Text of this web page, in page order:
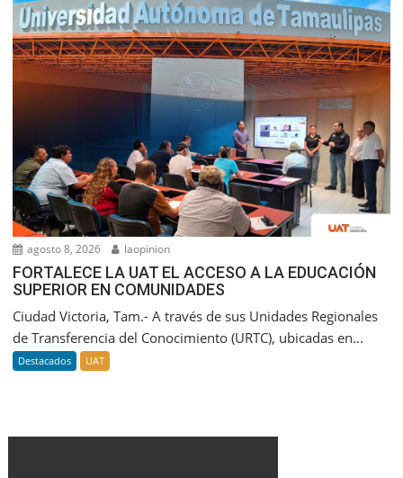
agosto 8, 2026 laopinion
FORTALECE LA UAT EL ACCESO A LA EDUCACIÓN
SUPERIOR EN COMUNIDADES
Ciudad Victoria, Tam.- A través de sus Unidades Regionales
de Transferencia del Conocimiento (URTC), ubicadas en...
Destacados UAT